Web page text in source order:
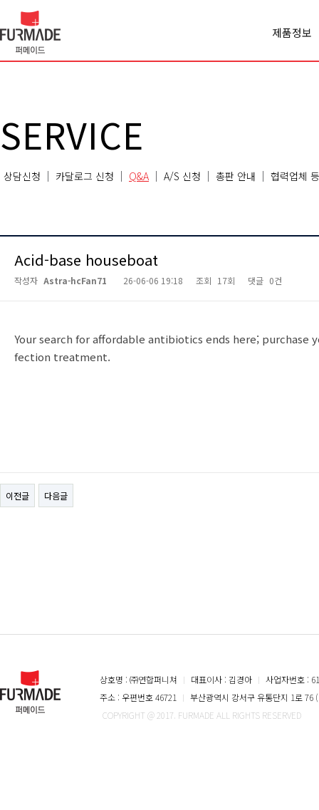
제품정보
Office
SERVICE
상담신청 카달로그 신청 Q&A A/S 신청 총판 안내 협력업체
Acid-base houseboat
작성자 Astra-hcFan71 26-06-06 19:18 조회 17회 댓글 0건
Your search for affordable antibiotics ends here; purchase
fection treatment.
이전글 다음글
상호명 : ㈜연합퍼니쳐 ㅣ 대표이사 : 김경아 ㅣ 사업자번호 :
주소 : 우편번호 46721
ㅣ 부산광역시 강서구 유통단지 1로 76
COPYRIGHT @ 2017. FURMADE ALL RIGHTS RESERVED